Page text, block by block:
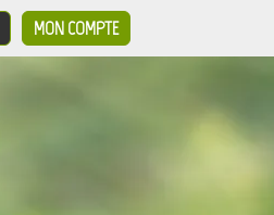
MON COMPTE